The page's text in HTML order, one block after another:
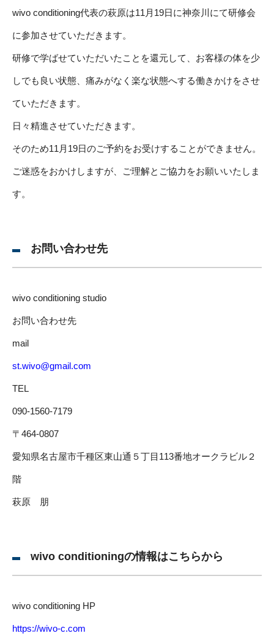
wivo conditioning代表の萩原は11月19日に神奈川にて研修会
に参加させていただきます。
研修で学ばせていただいたことを還元して、お客様の体を少
しでも良い状態、痛みがなく楽な状態へする働きかけをさせ
ていただきます。
日々精進させていただきます。
そのため11月19日のご予約をお受けすることができません。
ご迷惑をおかけしますが、ご理解とご協力をお願いいたしま
す。
お問い合わせ先
wivo conditioning studio
お問い合わせ先
mail
st.wivo@gmail.com
TEL
090-1560-7179
〒464-0807
愛知県名古屋市千種区東山通５丁目113番地オークラビル２
階
萩原 朋
wivo conditioningの情報はこちらから
wivo conditioning HP
https://wivo-c.com